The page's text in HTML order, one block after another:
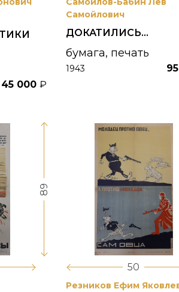
45 000 ₽
Самойлович
ДОКАТИЛИСЬ...
бумага, печать
1943
89
50
Резников Ефим